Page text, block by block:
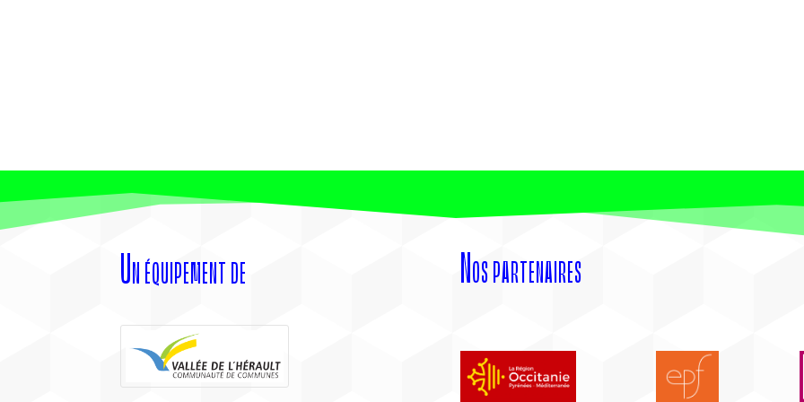
Un équipement de Nos partenaires